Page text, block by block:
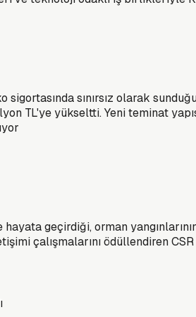
sınırsız olarak
TL'ye yükseltti. Yeni teminat
geçirdiği, orman
çalışmalarını ödüllendiren